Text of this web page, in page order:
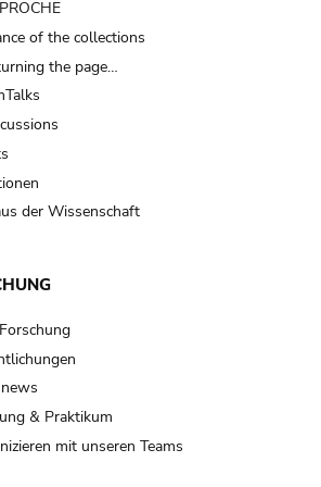
of the collections
the page…
der Wissenschaft
& Praktikum
mit unseren Teams